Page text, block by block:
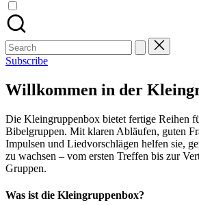
Search
for:
Subscribe
Willkommen in der
Die Kleingruppenbox bietet fertige Reihen
Bibelgruppen. Mit klaren Abläufen, guten
Impulsen und Liedvorschlägen helfen sie,
zu wachsen – vom ersten Treffen bis zur
Gruppen.
Was ist die Kleingruppenbox?